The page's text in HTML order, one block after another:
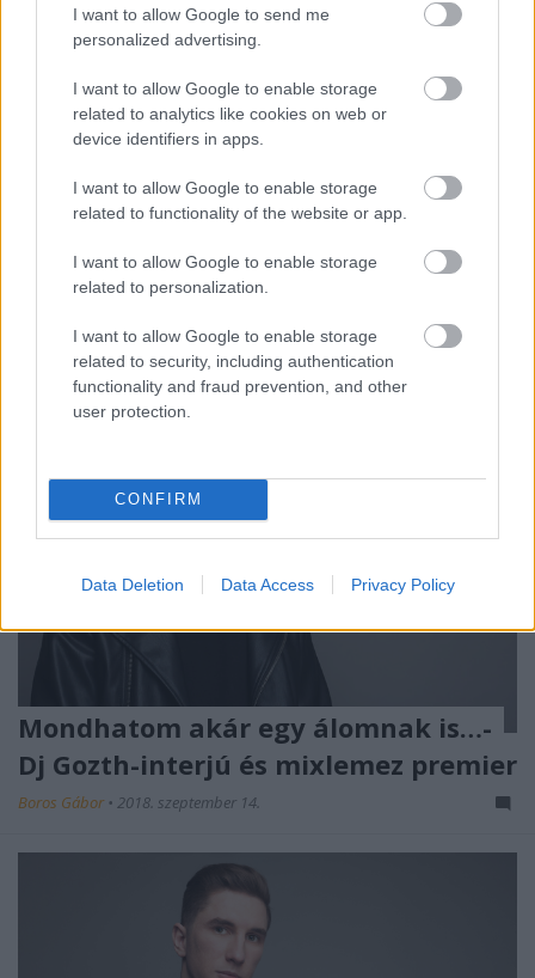
I want to allow Google to send me
personalized advertising.
I want to allow Google to enable storage
related to analytics like cookies on web or
device identifiers in apps.
I want to allow Google to enable storage
related to functionality of the website or app.
I want to allow Google to enable storage
related to personalization.
I want to allow Google to enable storage
related to security, including authentication
functionality and fraud prevention, and other
user protection.
CONFIRM
Data Deletion Data Access Privacy Policy
Úgy látszik, Nick Holmes pár évvel ezelőtti
csatlakozása óta aBloodbathúj lendületet kapott,
hiszen október végén érkezik az új lemez, The ...
Mondhatom akár egy álomnak is…-
Dj Gozth-interjú és mixlemez premier
Boros Gábor • 2018. szeptember 14.